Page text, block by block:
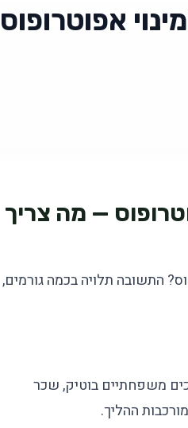
אפוטרופוס
— מה צריך
התשובה תלויה בכמה גורמים,
משפחתיים בוטיק, שכר